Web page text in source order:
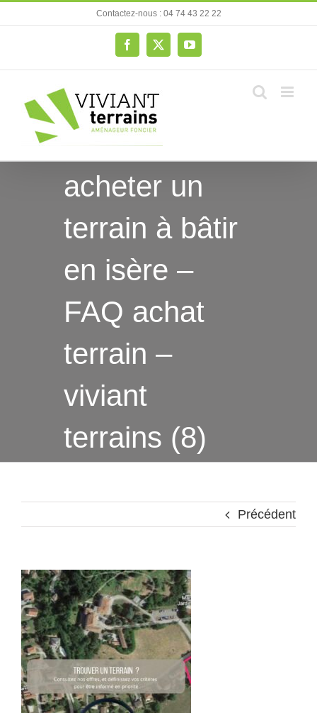
au
Contactez-nous : 04 74 43 22 22
Facebook
X YouTube
acheter un
terrain à bâtir
en isère –
FAQ achat
terrain –
viviant
terrains (8)
Précédent